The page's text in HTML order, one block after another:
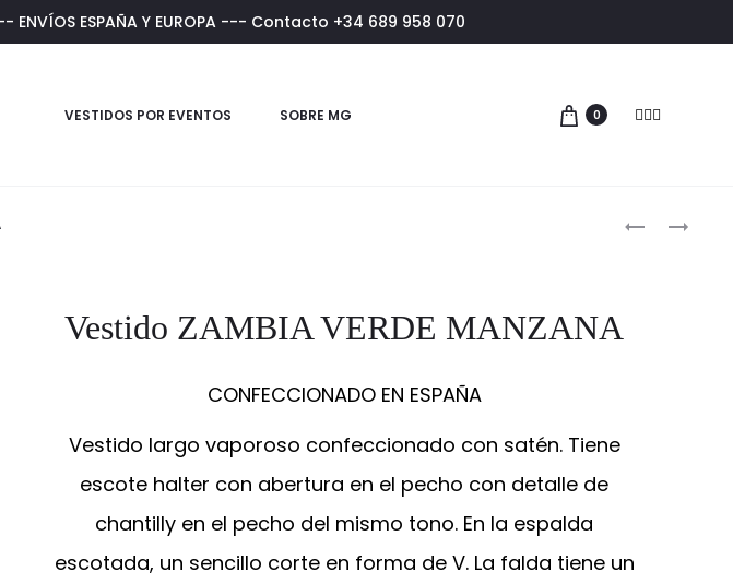
--- ENVÍOS ESPAÑA Y EUROPA --- Contacto +34 689 958 070
VESTIDOS POR EVENTOS SOBRE MG 0 Facebook
Pinterest
VESTIDO
VESTIDO
Vestido ZAMBIA VERDE MANZANA
CONFECCIONADO EN ESPAÑA
Vestido largo vaporoso confeccionado con satén. Tiene
escote halter con abertura en el pecho con detalle de
chantilly en el pecho del mismo tono. En la espalda
escotada, un sencillo corte en forma de V. La falda tiene un